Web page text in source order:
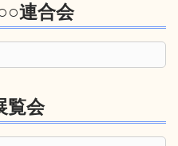
連合会
会